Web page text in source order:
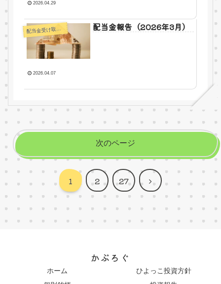
2026.04.29
配
当金受け取り報告 配当金報告（2026年3月）
2026.04.07
次のページ
1 2 27
次
へ
かぶろぐ
ホーム
ひよっこ投資方針